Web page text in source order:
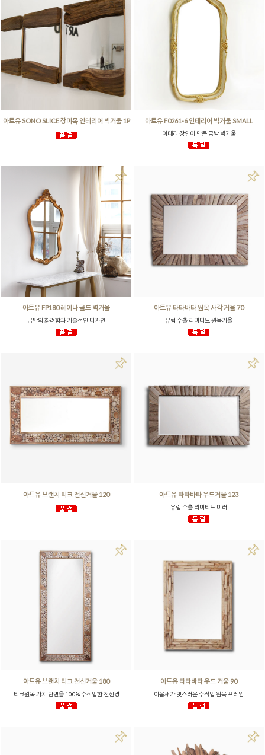
아트유 SONO SLICE 장미목 인테리어 벽거울 1P 아트유 F0261-6 인테리어 벽거울 SMALL
이태리 장인이 만든 금박 벽거울
아트유 FP180 레이나 골드 벽거울
금박의 화려함과 기술적인 디자인
아트유 타타바타 원목 사각 거울 70
유럽 수출 리미티드 원목거울
아트유 브랜치 티크 전신거울 120 아트유 타타바타 우드거울 123
유럽 수출 리미티드 미러
아트유 브랜치 티크 전신거울 180
티크원목 가지 단면을 100% 수작업한 전신경
아트유 타타바타 우드 거울 90
이음새가 멋스러운 수작업 원목 프레임